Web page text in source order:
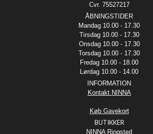
Cvr. 75527217
ÅBNINGSTIDER
Mandag 10.00 - 17.30
Tirsdag 10.00 - 17.30
Onsdag 10.00 - 17.30
Torsdag 10.00 - 17.30
Fredag 10.00 - 18.00
Lørdag 10.00 - 14.00
INFORMATION
Kontakt NINNA
Køb Gavekort
BUTIKKER
NINNA Ringsted